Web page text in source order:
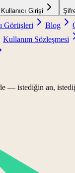
Kullanıcı Girişi
Görüşleri Blog
Kullanım Sözleşmesi
— istediğin an,